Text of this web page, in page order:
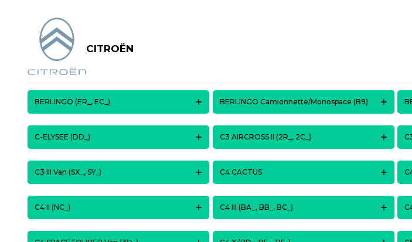
CITROËN
BERLINGO (ER_, EC_) BERLINGO Camionnette/Monospace (B9)
C-ELYSEE (DD_) C3 AIRCROSS II (2R_, 2C_)
C3 III Van (SX_, SY_) C4 CACTUS
C4 II (NC_) C4 III (BA_, BB_, BC_)